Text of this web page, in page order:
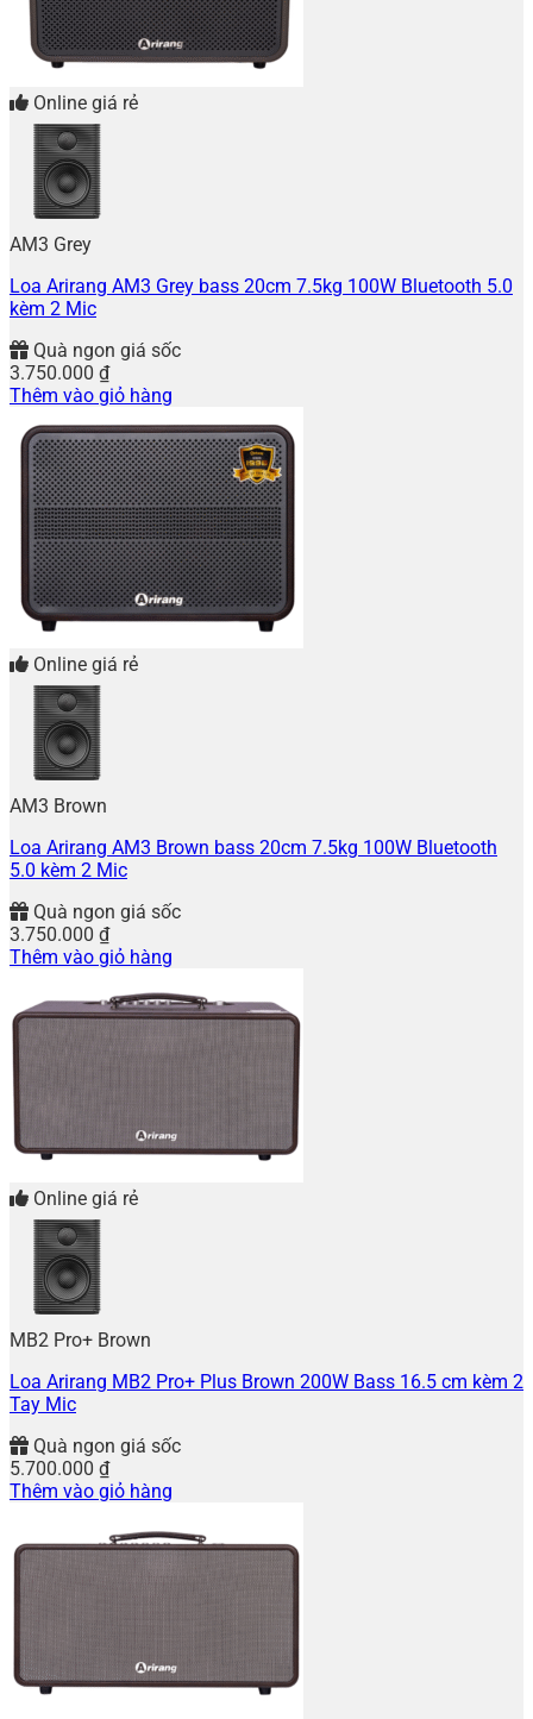
Online giá rẻ
AM3 Grey
Loa Arirang AM3 Grey bass 20cm 7.5kg 100W Bluetooth 5.0
kèm 2 Mic
Quà ngon giá sốc
3.750.000 ₫
Thêm vào giỏ hàng
Online giá rẻ
AM3 Brown
Loa Arirang AM3 Brown bass 20cm 7.5kg 100W Bluetooth
5.0 kèm 2 Mic
Quà ngon giá sốc
3.750.000 ₫
Thêm vào giỏ hàng
Online giá rẻ
MB2 Pro+ Brown
Loa Arirang MB2 Pro+ Plus Brown 200W Bass 16.5 cm kèm 2
Tay Mic
Quà ngon giá sốc
5.700.000 ₫
Thêm vào giỏ hàng